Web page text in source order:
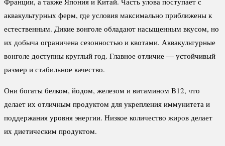
аквакультурных ферм, где условия максимально приближены к
естественным. Дикие вонголе обладают насыщенным вкусом, но
их добыча ограничена сезонностью и квотами. Аквакультурные
вонголе доступны круглый год. Главное отличие — устойчивый
размер и стабильное качество.
Они богаты белком, йодом, железом и витамином B12, что
делает их отличным продуктом для укрепления иммунитета и
поддержания уровня энергии. Низкое количество жиров делает
их диетическим продуктом.